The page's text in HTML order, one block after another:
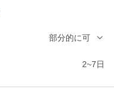
部分的に可
2~7日